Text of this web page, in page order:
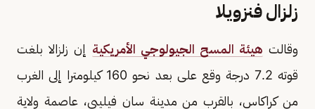
زلزال فنزويلا
وقالت هيئة المسح الجيولوجي الأمريكية إن زلزالا بلغت
قوته 7.2 درجة وقع على بعد نحو 160 كيلومترا إلى الغرب
من كراكاس، بالقرب من مدينة سان فيليبي، عاصمة ولاية